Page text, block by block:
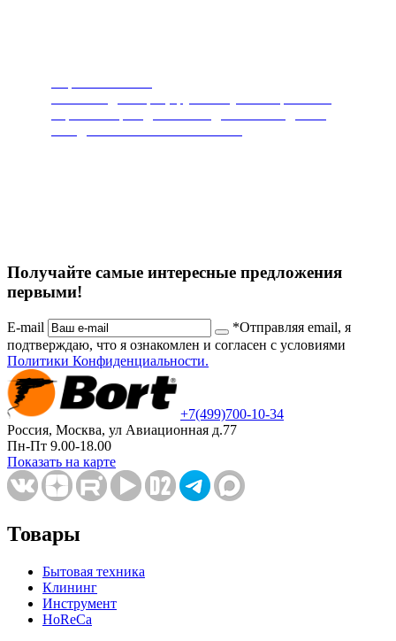
Получайте самые интересные предложения
первыми!
E-mail
*Отправляя email, я
подтверждаю, что я ознакомлен и согласен с условиями
Политики Конфиденциальности.
+7(499)700-10-34
Россия, Москва, ул Авиационная д.77
Пн-Пт 9.00-18.00
Показать на карте
Товары
Бытовая техника
Клининг
Инструмент
HoReCa